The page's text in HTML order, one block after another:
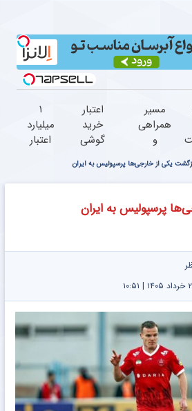
مسیر
همراهی
و
عملکرد
گروه
در ۱۴۰۴
اعتبار
خرید
گوشی
همین
حالا
درخواست
اعتبار بده
۱
میلیارد
اعتبار
بدون
یکی از خارجی‌ها پرسپولیس به ایران
پرسپولیس به ایران